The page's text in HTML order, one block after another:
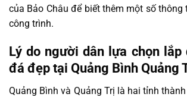
của Bảo Châu để biết thêm một số thông
công trình.
Lý do người dân lựa chọn
đá đẹp tại Quảng Bình Quảng
Quảng Bình và Quảng Trị là hai tỉnh